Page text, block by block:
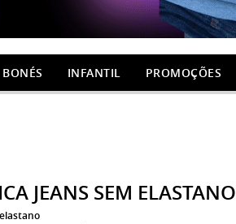
BONÉS INFANTIL PROMOÇÕES
JEANS SEM ELASTANO